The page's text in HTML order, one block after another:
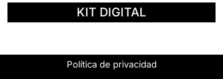
KIT DIGITAL
Política de privacidad